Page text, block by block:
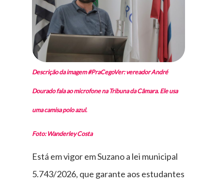
Descrição da imagem #PraCegoVer: vereador André
Dourado fala ao microfone na Tribuna da Câmara. Ele usa
uma camisa polo azul.
Foto: Wanderley Costa
Está em vigor em Suzano a lei municipal
5.743/2026, que garante aos estudantes